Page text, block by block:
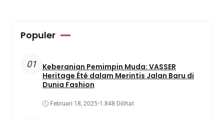
Populer
01
Keberanian Pemimpin Muda: VASSER
Heritage Été dalam Merintis Jalan Baru di
Dunia Fashion
Februari 18, 2025•1.848 Dilihat